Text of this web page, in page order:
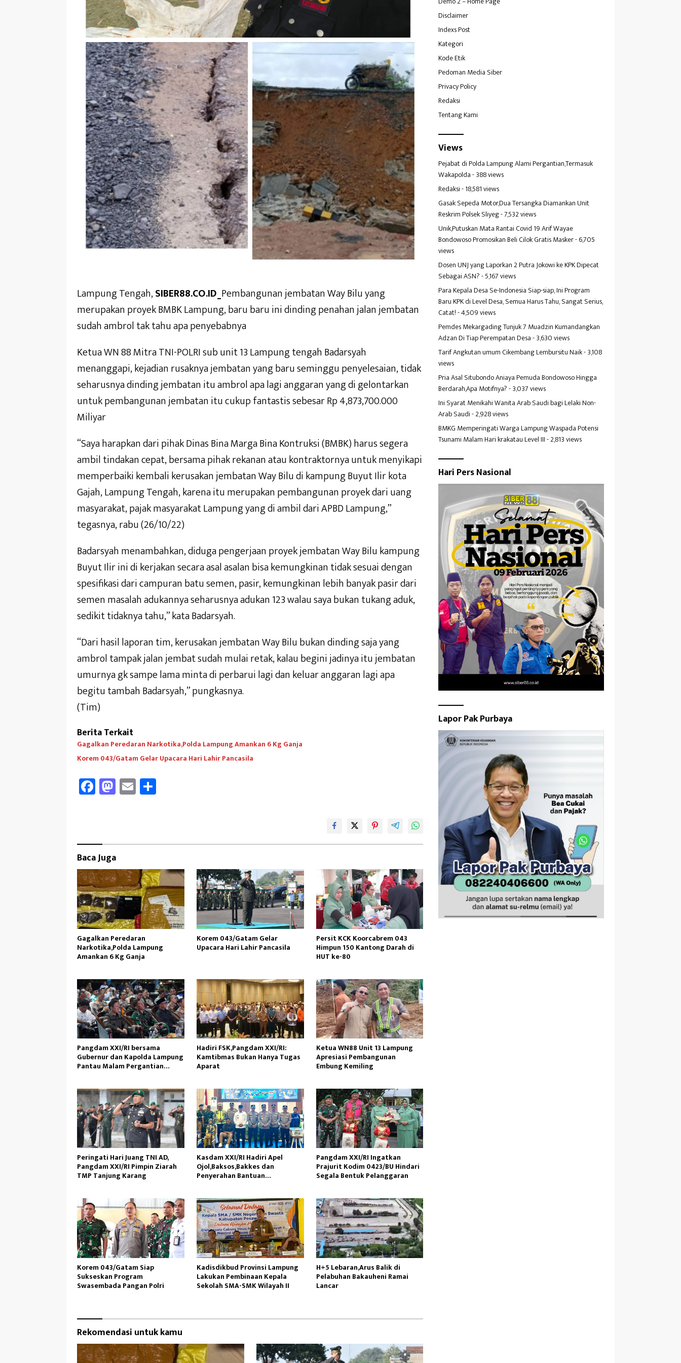
Lampung Tengah,SIBER88.CO.ID_Pembangunan jembatan Way Bilu yang
merupakan proyek BMBK Lampung, baru baru ini dinding penahan jalan jembatan
sudah ambrol tak tahu apa penyebabnya
Ketua WN 88 Mitra TNI-POLRI sub unit 13 Lampung tengah Badarsyah
menanggapi, kejadian rusaknya jembatan yang baru seminggu penyelesaian, tidak
seharusnya dinding jembatan itu ambrol apa lagi anggaran yang di gelontarkan
untuk pembangunan jembatan itu cukup fantastis sebesar Rp 4,873,700.000
Miliyar
“Saya harapkan dari pihak Dinas Bina Marga Bina Kontruksi (BMBK) harus segera
ambil tindakan cepat, bersama pihak rekanan atau kontraktornya untuk menyikapi
memperbaiki kembali kerusakan jembatan Way Bilu di kampung Buyut Ilir kota
Gajah, Lampung Tengah, karena itu merupakan pembangunan proyek dari uang
masyarakat, pajak masyarakat Lampung yang di ambil dari APBD Lampung,”
tegasnya, rabu (26/10/22)
Badarsyah menambahkan, diduga pengerjaan proyek jembatan Way Bilu kampung
Buyut Ilir ini di kerjakan secara asal asalan bisa kemungkinan tidak sesuai dengan
spesifikasi dari campuran batu semen, pasir, kemungkinan lebih banyak pasir dari
semen masalah adukannya seharusnya adukan 123 walau saya bukan tukang aduk,
sedikit tidaknya tahu,” kata Badarsyah.
“Dari hasil laporan tim, kerusakan jembatan Way Bilu bukan dinding saja yang
ambrol tampak jalan jembat sudah mulai retak, kalau begini jadinya itu jembatan
umurnya gk sampe lama minta di perbarui lagi dan keluar anggaran lagi apa
begitu tambah Badarsyah,” pungkasnya.
(Tim)
Berita Terkait
Gagalkan Peredaran Narkotika,Polda Lampung Amankan 6 Kg Ganja
Korem 043/Gatam Gelar Upacara Hari Lahir Pancasila
Fa
ce
k
M
as
o
n
E
m
Baca Juga
Gagalkan Peredaran
Narkotika,Polda Lampung
Amankan 6 Kg Ganja
Korem 043/Gatam Gelar
Upacara Hari Lahir Pancasila
Persit KCK Koorcabrem 043
Himpun 150 Kantong Darah di
HUT ke-80
Pangdam XXI/RI bersama
Gubernur dan Kapolda Lampung
Pantau Malam Pergantian
Hadiri FSK,Pangdam XXI/RI:
Kamtibmas Bukan Hanya Tugas
Aparat
Ketua WN88 Unit 13 Lampung
Apresiasi Pembangunan
Embung Kemiling
Peringati Hari Juang TNI AD,
Pangdam XXI/RI Pimpin Ziarah
TMP Tanjung Karang
Kasdam XXI/RI Hadiri Apel
Ojol,Baksos,Bakkes dan
Penyerahan Bantuan
Pangdam XXI/RI Ingatkan
Prajurit Kodim 0423/BU Hindari
Segala Bentuk Pelanggaran
Korem 043/Gatam Siap
Sukseskan Program
Swasembada Pangan Polri
Kadisdikbud Provinsi Lampung
Lakukan Pembinaan Kepala
Sekolah SMA-SMK Wilayah II
H+5 Lebaran,Arus Balik di
Pelabuhan Bakauheni Ramai
Lancar
Rekomendasi untuk kamu
Disclaimer
Indexs Post
Kategori
Kode Etik
Pedoman Media Siber
Privacy Policy
Redaksi
Tentang Kami
Views
Pejabat di Polda Lampung Alami Pergantian,Termasuk
Wakapolda- 388 views
Redaksi- 18,581 views
Gasak Sepeda Motor,Dua Tersangka Diamankan Unit
Reskrim Polsek Sliyeg- 7,532 views
Unik,Putuskan Mata Rantai Covid 19 Arif Wayae
Bondowoso Promosikan Beli Cilok Gratis Masker- 6,705
views
Dosen UNJ yang Laporkan 2 Putra Jokowi ke KPK Dipecat
Sebagai ASN?- 5,167 views
Para Kepala Desa Se-Indonesia Siap-siap, Ini Program
Baru KPK di Level Desa, Semua Harus Tahu, Sangat Serius,
Catat!- 4,509 views
Pemdes Mekargading Tunjuk 7 Muadzin Kumandangkan
Adzan Di Tiap Perempatan Desa- 3,630 views
Tarif Angkutan umum Cikembang Lembursitu Naik- 3,108
views
Pria Asal Situbondo Aniaya Pemuda Bondowoso Hingga
Berdarah,Apa Motifnya?- 3,037 views
Ini Syarat Menikahi Wanita Arab Saudi bagi Lelaki Non-
Arab Saudi- 2,928 views
BMKG Memperingati Warga Lampung Waspada Potensi
Tsunami Malam Hari krakatau Level III- 2,813 views
Hari Pers Nasional
Lapor Pak Purbaya